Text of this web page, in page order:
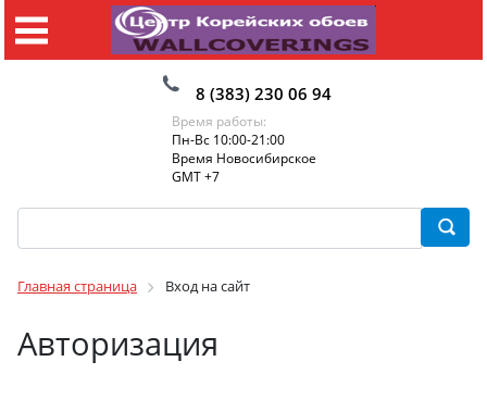
8 (383) 230 06 94
Время работы:
Пн-Вс 10:00-21:00
Время Новосибирское
GMT +7
Главная страница Вход на сайт
Авторизация